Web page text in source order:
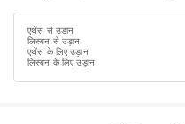
एथेंस से उड़ान
लिस्बन से उड़ान
एथेंस के लिए उड़ान
लिस्बन के लिए उड़ान